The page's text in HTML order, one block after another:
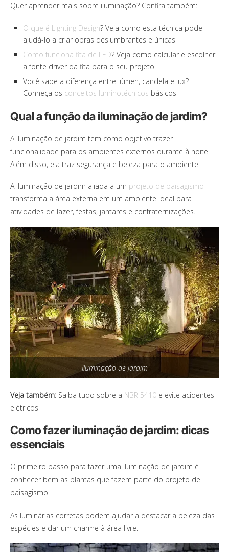
Quer aprender mais sobre iluminação? Confira também:
O que é Lighting Design? Veja como esta técnica pode
ajudá-lo a criar obras deslumbrantes e únicas
Como funciona fita de LED? Veja como calcular e escolher
a fonte driver da fita para o seu projeto
Você sabe a diferença entre lúmen, candela e lux?
Conheça os conceitos luminotécnicos básicos
Qual a função da iluminação de jardim?
A iluminação de jardim tem como objetivo trazer
funcionalidade para os ambientes externos durante à noite.
Além disso, ela traz segurança e beleza para o ambiente.
A iluminação de jardim aliada a um projeto de paisagismo
transforma a área externa em um ambiente ideal para
atividades de lazer, festas, jantares e confraternizações.
Iluminação de jardim
Veja também: Saiba tudo sobre a NBR 5410 e evite acidentes
elétricos
Como fazer iluminação de jardim: dicas
essenciais
O primeiro passo para fazer uma iluminação de jardim é
conhecer bem as plantas que fazem parte do projeto de
paisagismo.
As luminárias corretas podem ajudar a destacar a beleza das
espécies e dar um charme à área livre.